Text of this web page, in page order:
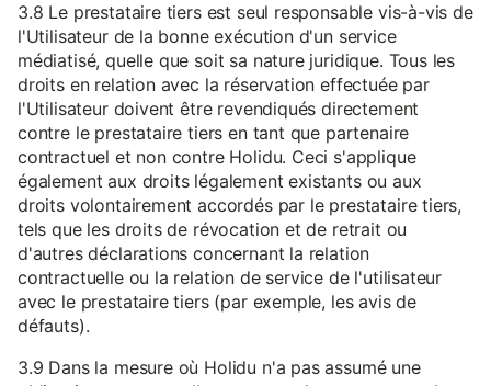
3.8 Le prestataire tiers est seul responsable vis-à-vis de
l'Utilisateur de la bonne exécution d'un service
médiatisé, quelle que soit sa nature juridique. Tous les
droits en relation avec la réservation effectuée par
l'Utilisateur doivent être revendiqués directement
contre le prestataire tiers en tant que partenaire
contractuel et non contre Holidu. Ceci s'applique
également aux droits légalement existants ou aux
droits volontairement accordés par le prestataire tiers,
tels que les droits de révocation et de retrait ou
d'autres déclarations concernant la relation
contractuelle ou la relation de service de l'utilisateur
avec le prestataire tiers (par exemple, les avis de
défauts).
3.9 Dans la mesure où Holidu n'a pas assumé une